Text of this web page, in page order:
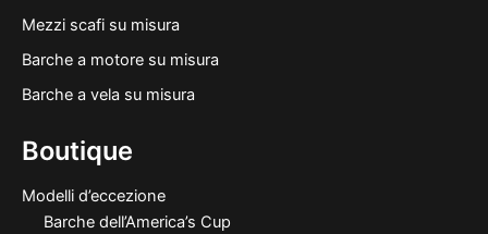
Mezzi scafi su misura
Barche a motore su misura
Barche a vela su misura
Boutique
Modelli d’eccezione
Barche dell’America’s Cup